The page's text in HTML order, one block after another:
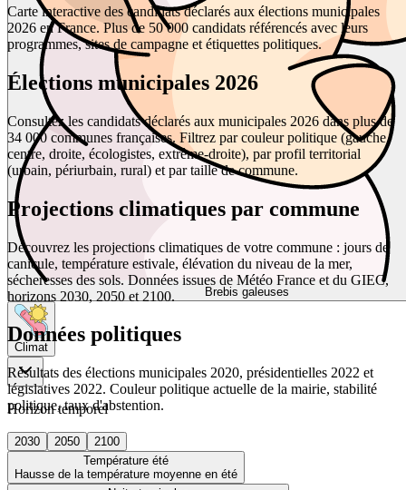
Brebis galeuses
Climat
Horizon temporel
2030 2050
2100
Température été
Hausse de la température moyenne en été
Carte interactive des candidats déclarés aux élections municipales
2026 en France. Plus de 50 000 candidats référencés avec leurs
programmes, sites de campagne et étiquettes politiques.
Élections municipales 2026
Consultez les candidats déclarés aux municipales 2026 dans plus de
34 000 communes françaises. Filtrez par couleur politique (gauche,
centre, droite, écologistes, extrême-droite), par profil territorial
(urbain, périurbain, rural) et par taille de commune.
Projections climatiques par commune
Découvrez les projections climatiques de votre commune : jours de
canicule, température estivale, élévation du niveau de la mer,
sécheresses des sols. Données issues de Météo France et du GIEC,
horizons 2030, 2050 et 2100.
Données politiques
Résultats des élections municipales 2020, présidentielles 2022 et
législatives 2022. Couleur politique actuelle de la mairie, stabilité
politique, taux d'abstention.